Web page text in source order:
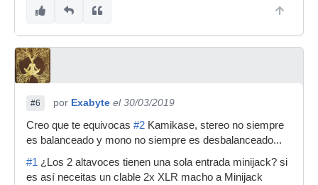
#6 por Exabyte el 30/03/2019
Creo que te equivocas #2 Kamikase, stereo no siempre
es balanceado y mono no siempre es desbalanceado...
#1 ¿Los 2 altavoces tienen una sola entrada minijack? si
es así neceitas un clable 2x XLR macho a Minijack